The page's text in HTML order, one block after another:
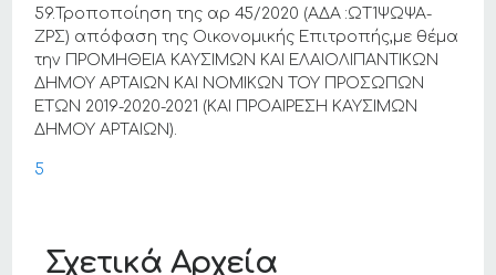
Σχετικά Αρχεία
59.Τροποποίηση της αρ 45/2020 (ΑΔΑ :ΩΤ1ΨΩΨΑ-
ΖΡΣ) απόφαση της Οικονομικής Επιτροπής,με θέμα
την ΠΡΟΜΗΘΕΙΑ ΚΑΥΣΙΜΩΝ ΚΑΙ ΕΛΑΙΟΛΙΠΑΝΤΙΚΩΝ
ΔΗΜΟΥ ΑΡΤΑΙΩΝ ΚΑΙ ΝΟΜΙΚΩΝ ΤΟΥ ΠΡΟΣΩΠΩΝ
ΕΤΩΝ 2019-2020-2021 (ΚΑΙ ΠΡΟΑΙΡΕΣΗ ΚΑΥΣΙΜΩΝ
ΔΗΜΟΥ ΑΡΤΑΙΩΝ).
5